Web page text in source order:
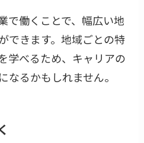
で働くことで、幅広い地
できます。地域ごとの特
学べるため、キャリアの
なるかもしれません。